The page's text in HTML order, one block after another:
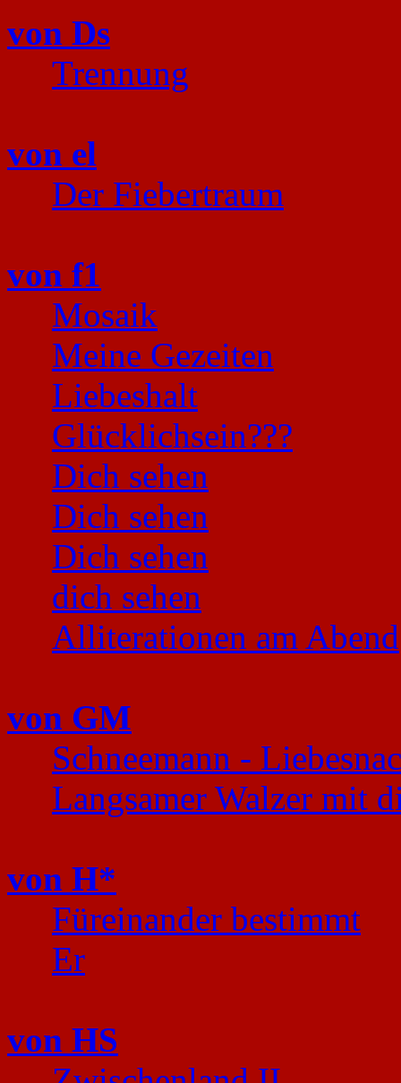
von Ds
Trennung
von el
Der Fiebertraum
von f1
Mosaik
Meine Gezeiten
Liebeshalt
Glücklichsein???
Dich sehen
Dich sehen
Dich sehen
dich sehen
Alliterationen am Abend
von GM
Schneemann -
Langsamer Walzer mit
von H*
Füreinander bestimmt
Er
von HS